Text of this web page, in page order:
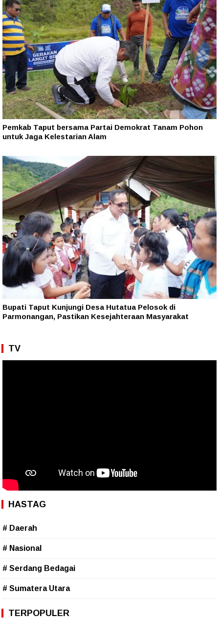
Pemkab Taput bersama Partai Demokrat Tanam Pohon
untuk Jaga Kelestarian Alam
Bupati Taput Kunjungi Desa Hutatua Pelosok di
Parmonangan, Pastikan Kesejahteraan Masyarakat
TV
HASTAG
# Daerah
# Nasional
# Serdang Bedagai
# Sumatera Utara
TERPOPULER